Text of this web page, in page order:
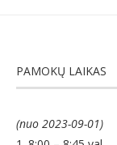
PAMOKŲ LAIKAS
(nuo 2023-09-01)